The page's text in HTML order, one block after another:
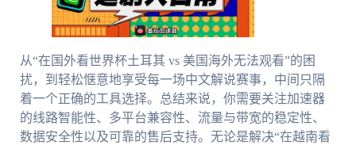
从“在国外看世界杯土耳其 vs 美国海外无法观看”的困
扰，到轻松惬意地享受每一场中文解说赛事，中间只隔
着一个正确的工具选择。总结来说，你需要关注加速器
的线路智能性、多平台兼容性、流量与带宽的稳定性、
数据安全性以及可靠的售后支持。无论是解决“在越南看